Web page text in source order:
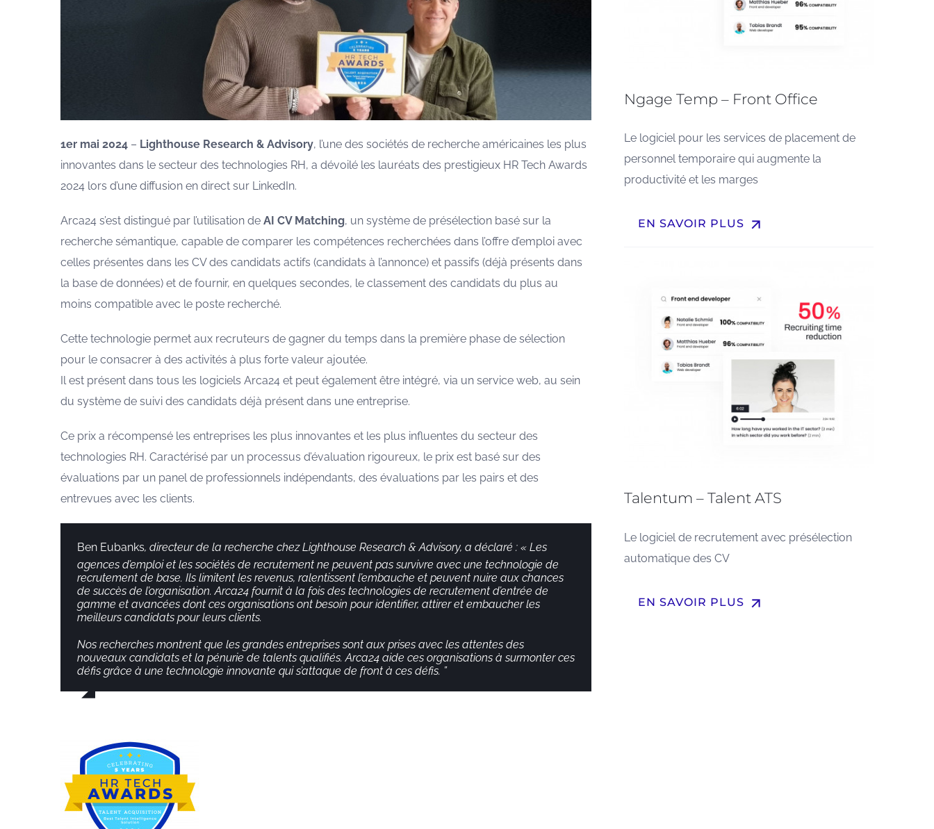
1er mai 2024– Lighthouse Research & Advisory, l’une des sociétés de recherche américaines les plus
innovantes dans le secteur des technologies RH, a dévoilé les lauréats des prestigieux HR Tech Awards
2024 lors d’une diffusion en direct sur LinkedIn.
Arca24 s’est distingué par l’utilisation de AI CV Matching, un système de présélection basé sur la
recherche sémantique, capable de comparer les compétences recherchées dans l’offre d’emploi avec
celles présentes dans les CV des candidats actifs (candidats à l’annonce) et passifs (déjà présents dans
la base de données) et de fournir, en quelques secondes, le classement des candidats du plus au
moins compatible avec le poste recherché.
Cette technologie permet aux recruteurs de gagner du temps dans la première phase de sélection
pour le consacrer à des activités à plus forte valeur ajoutée.
Il est présent dans tous les logiciels Arca24 et peut également être intégré, via un service web, au sein
du système de suivi des candidats déjà présent dans une entreprise.
Ce prix a récompensé les entreprises les plus innovantes et les plus influentes du secteur des
technologies RH. Caractérisé par un processus d’évaluation rigoureux, le prix est basé sur des
évaluations par un panel de professionnels indépendants, des évaluations par les pairs et des
entrevues avec les clients.
Ben Eubanks, directeur de la recherche chez Lighthouse Research & Advisory, a déclaré : « Les
agences d’emploi et les sociétés de recrutement ne peuvent pas survivre avec une technologie de
recrutement de base. Ils limitent les revenus, ralentissent l’embauche et peuvent nuire aux chances
de succès de l’organisation. Arca24 fournit à la fois des technologies de recrutement d’entrée de
gamme et avancées dont ces organisations ont besoin pour identifier, attirer et embaucher les
meilleurs candidats pour leurs clients.
Nos recherches montrent que les grandes entreprises sont aux prises avec les attentes des
nouveaux candidats et la pénurie de talents qualifiés. Arca24 aide ces organisations à surmonter ces
défis grâce à une technologie innovante qui s’attaque de front à ces défis. ”
Ngage Temp – Front Office
Le logiciel pour les services de placement de
personnel temporaire qui augmente la
productivité et les marges
EN SAVOIR PLUS arrow_upward
Talentum – Talent ATS
Le logiciel de recrutement avec présélection
automatique des CV
EN SAVOIR PLUS arrow_upward